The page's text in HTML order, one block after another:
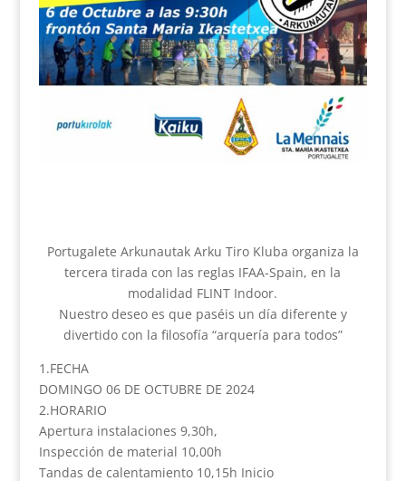
Portugalete Arkunautak Arku Tiro Kluba organiza la
tercera tirada con las reglas IFAA-Spain, en la
modalidad FLINT Indoor.
Nuestro deseo es que paséis un día diferente y
divertido con la filosofía “arquería para todos”
1.FECHA
DOMINGO 06 DE OCTUBRE DE 2024
2.HORARIO
Apertura instalaciones 9,30h,
Inspección de material 10,00h
Tandas de calentamiento 10,15h Inicio